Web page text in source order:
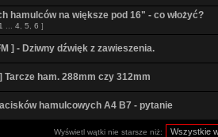
hamulców na większe pod 16" - co włożyć?
1 4 5 6 ]
] - Dziwny dźwięk z zawieszenia.
Tarcze ham. 288mm czy 312mm
hamulcowych A4 B7 - pytanie
Wyświetl wątki nie starsze niż: